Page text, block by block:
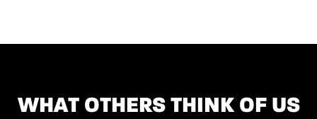
WHAT OTHERS THINK OF US